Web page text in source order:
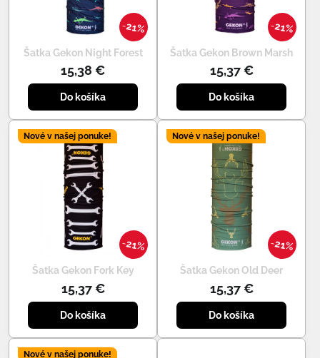
21%
Šatka Gekon Night Forest
15,38 €
Do košíka
21%
Šatka Gekon Brown Marsh
15,37 €
Do košíka
21%
Nové v našej ponuke!
Šatka Gekon Fork Key
15,37 €
Do košíka
21%
Nové v našej ponuke!
Šatka Gekon Old Deer
15,37 €
Do košíka
Nové v našej ponuke!